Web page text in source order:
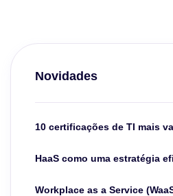
Novidades
10 certificações de TI mais
HaaS como uma estratégia
Workplace as a Service